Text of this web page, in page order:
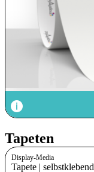
Tapeten
Display-Media
Tapete | selbstklebend